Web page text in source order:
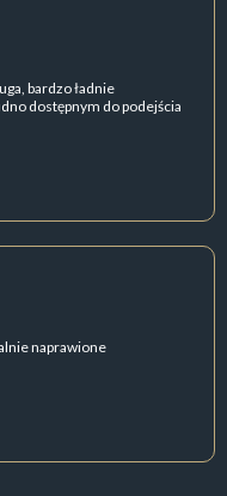
bardzo ładnie
dostępnym do podejścia
naprawione